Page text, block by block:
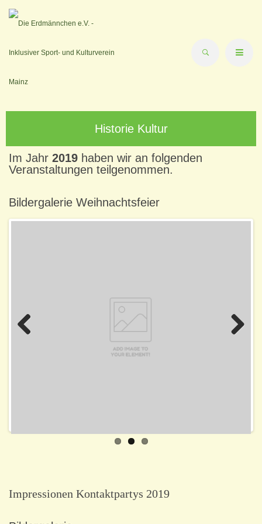
Historie Kultur
Im Jahr 2019 haben wir an folgenden
Veranstaltungen teilgenommen.
Bildergalerie Weihnachtsfeier
Impressionen Kontaktpartys 2019